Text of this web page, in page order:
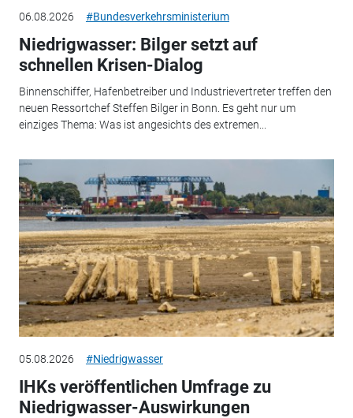
06.08.2026 #Bundesverkehrsministerium
Niedrigwasser: Bilger setzt auf
schnellen Krisen-Dialog
Binnenschiffer, Hafenbetreiber und Industrievertreter treffen den
neuen Ressortchef Steffen Bilger in Bonn. Es geht nur um
einziges Thema: Was ist angesichts des extremen...
05.08.2026 #Niedrigwasser
IHKs veröffentlichen Umfrage zu
Niedrigwasser-Auswirkungen